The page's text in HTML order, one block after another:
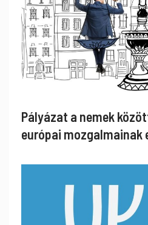
Pályázat a nemek
európai mozgalmainak